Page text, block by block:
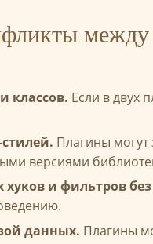
между
классов. Если в двух
Плагины могут
версиями
и фильтров
данных. Плагины